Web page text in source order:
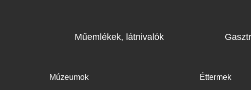
Műemlékek, látnivalók
Múzeumok Éttermek